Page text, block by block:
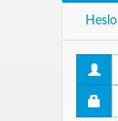
Heslo